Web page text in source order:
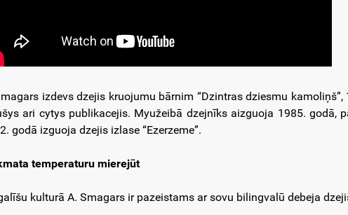
izdevs dzejis kruojumu bārnim “Dzintras dziesmu
ari cytys publikacejis. Myužeibā dzejnīks aizguoja 1985. godā,
godā izguoja dzejis izlase “Ezerzeme”.
temperaturu mierejūt
kulturā A. Smagars ir pazeistams ar sovu bilingvalū debeja